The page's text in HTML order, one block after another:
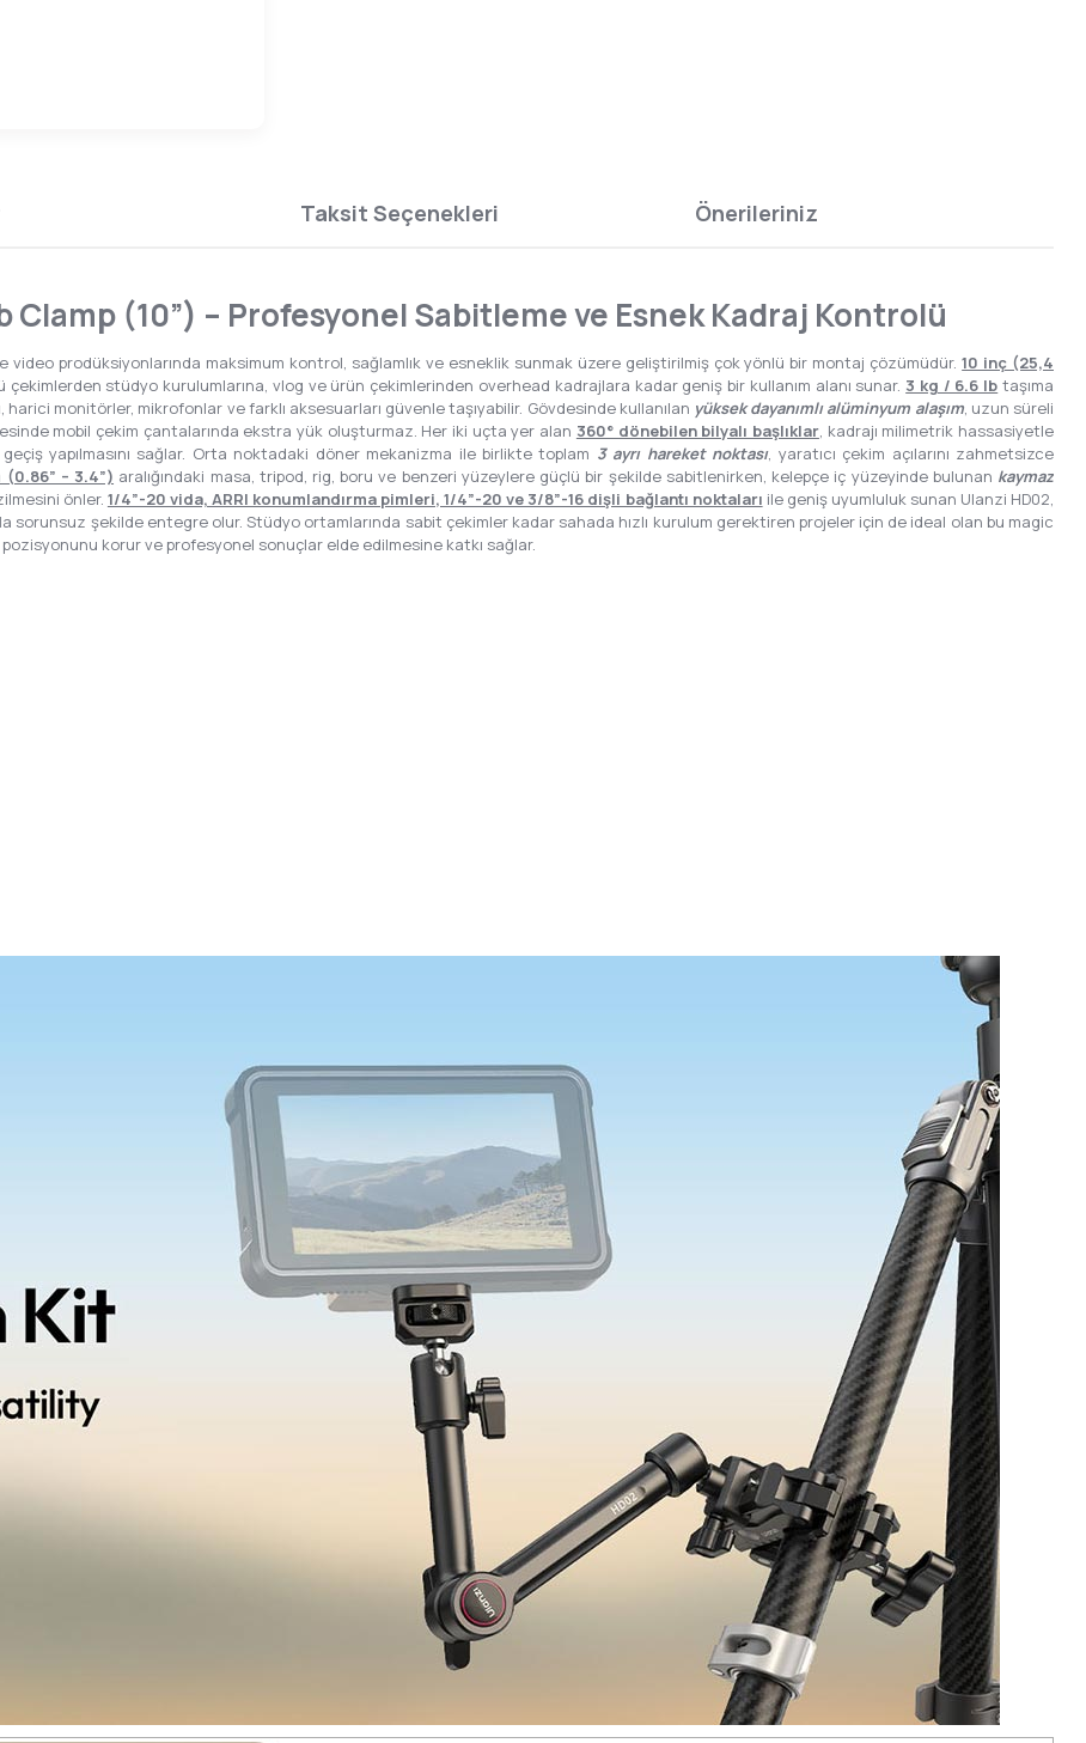
Taksit Seçenekleri Önerileriniz
Clamp (10”) – Profesyonel Sabitleme ve Esnek Kadraj Kontrolü
prodüksiyonlarında maksimum kontrol, sağlamlık ve esneklik sunmak üzere geliştirilmiş çok yönlü bir montaj çözümüdür.10 inç (25,4
stüdyo kurulumlarına, vlog ve ürün çekimlerinden overhead kadrajlara kadar geniş bir kullanım alanı sunar. 3 kg / 6.6 lb taşıma
harici monitörler, mikrofonlar ve farklı aksesuarları güvenle taşıyabilir. Gövdesinde kullanılan yüksek dayanımlı alüminyum alaşım, uzun süreli
mobil çekim çantalarında ekstra yük oluşturmaz. Her iki uçta yer alan 360° dönebilen bilyalı başlıklar, kadrajı milimetrik hassasiyetle
yapılmasını sağlar. Orta noktadaki döner mekanizma ile birlikte toplam 3 ayrı hareket noktası, yaratıcı çekim açılarını zahmetsizce
(0.86” – 3.4”) aralığındaki masa, tripod, rig, boru ve benzeri yüzeylere güçlü bir şekilde sabitlenirken, kelepçe iç yüzeyinde bulunan kaymaz
önler. 1/4”-20 vida, ARRI konumlandırma pimleri, 1/4”-20 ve 3/8”-16 dişli bağlantı noktaları ile geniş uyumluluk sunan Ulanzi HD02,
sorunsuz şekilde entegre olur. Stüdyo ortamlarında sabit çekimler kadar sahada hızlı kurulum gerektiren projeler için de ideal olan bu magic
pozisyonunu korur ve profesyonel sonuçlar elde edilmesine katkı sağlar.